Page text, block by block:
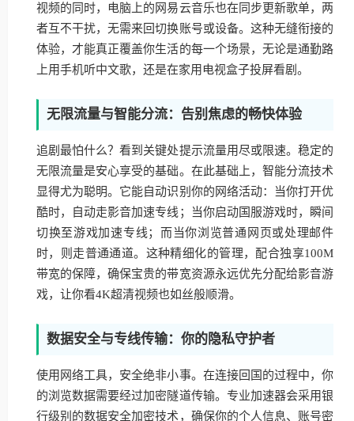
视频的同时，电脑上的网易云音乐也在同步更新歌单，两
者互不干扰，无需来回切换账号或设备。这种无缝衔接的
体验，才能真正覆盖你生活的每一个场景，无论是通勤路
上用手机听中文歌，还是在家用电视盒子投屏看剧。
无限流量与智能分流：告别焦虑的畅快体验
追剧最怕什么？看到关键处提示流量用尽或限速。稳定的
无限流量是安心享受的基础。在此基础上，智能分流技术
显得尤为聪明。它能自动识别你的网络活动：当你打开优
酷时，自动走影音加速专线；当你启动国服游戏时，瞬间
切换至游戏加速专线；而当你浏览普通网页或处理邮件
时，则走普通通道。这种精细化的管理，配合独享100M
带宽的保障，确保宝贵的带宽资源永远优先分配给影音游
戏，让你看4K超清视频也如丝般顺滑。
数据安全与专线传输：你的隐私守护者
使用网络工具，安全绝非小事。在连接回国的过程中，你
的浏览数据需要经过加密隧道传输。专业加速器会采用银
行级别的数据安全加密技术，确保你的个人信息、账号密